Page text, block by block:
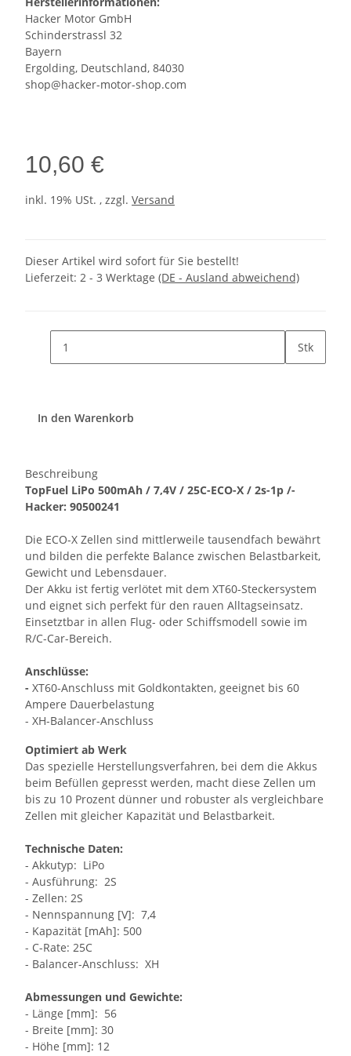
Hacker Motor GmbH
Schinderstrassl 32
Bayern
Ergolding, Deutschland, 84030
shop@hacker-motor-shop.com
10,60 €
inkl. 19% USt. , zzgl. Versand
Dieser Artikel wird sofort für Sie bestellt!
Lieferzeit: 2 - 3 Werktage (DE - Ausland abweichend)
Stk
In den Warenkorb
Beschreibung
TopFuel LiPo 500mAh / 7,4V / 25C-ECO-X / 2s-1p /-
Hacker: 90500241
Die ECO-X Zellen sind mittlerweile tausendfach bewährt
und bilden die perfekte Balance zwischen Belastbarkeit,
Gewicht und Lebensdauer.
Der Akku ist fertig verlötet mit dem XT60-Steckersystem
und eignet sich perfekt für den rauen Alltagseinsatz.
Einsetztbar in allen Flug- oder Schiffsmodell sowie im
R/C-Car-Bereich.
Anschlüsse:
- XT60-Anschluss mit Goldkontakten, geeignet bis 60
Ampere Dauerbelastung
- XH-Balancer-Anschluss
Optimiert ab Werk
Das spezielle Herstellungsverfahren, bei dem die Akkus
beim Befüllen gepresst werden, macht diese Zellen um
bis zu 10 Prozent dünner und robuster als vergleichbare
Zellen mit gleicher Kapazität und Belastbarkeit.
Technische Daten:
- Akkutyp: LiPo
- Ausführung: 2S
- Zellen: 2S
- Nennspannung [V]: 7,4
- Kapazität [mAh]: 500
- C-Rate: 25C
- Balancer-Anschluss: XH
Abmessungen und Gewichte:
- Länge [mm]: 56
- Breite [mm]: 30
- Höhe [mm]: 12